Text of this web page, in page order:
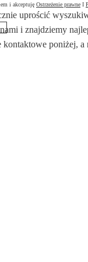
i akceptuję Ostrzeżenie prawne I
uprościć
i znajdziemy
kontaktowe poniżej,